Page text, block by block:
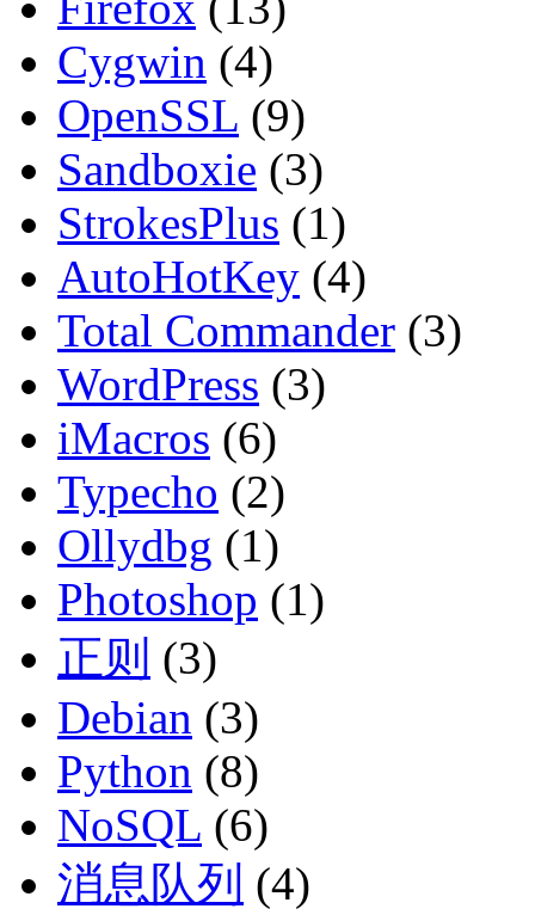
Cygwin (4)
OpenSSL (9)
Sandboxie (3)
StrokesPlus (1)
AutoHotKey (4)
Total Commander (3)
WordPress (3)
iMacros (6)
Typecho (2)
Ollydbg (1)
Photoshop (1)
正则 (3)
Debian (3)
Python (8)
NoSQL (6)
消息队列 (4)